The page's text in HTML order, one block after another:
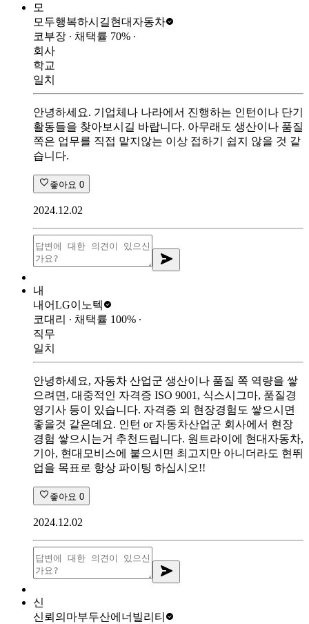
모
모두행복하시길현대자동차
코부장 ∙ 채택률 70% ∙
회사
학교
일치
안녕하세요. 기업체나 나라에서 진행하는 인턴이나 단기
활동들을 찾아보시길 바랍니다. 아무래도 생산이나 품질
쪽은 업무를 직접 맡지않는 이상 접하기 쉽지 않을 것 같
습니다.
좋아요 0
2024.12.02
내
내어LG이노텍
코대리 ∙ 채택률 100% ∙
직무
일치
안녕하세요, 자동차 산업군 생산이나 품질 쪽 역량을 쌓
으려면, 대중적인 자격증 ISO 9001, 식스시그마, 품질경
영기사 등이 있습니다. 자격증 외 현장경험도 쌓으시면
좋을것 같은데요. 인턴 or 자동차산업군 회사에서 현장
경험 쌓으시는거 추천드립니다. 원트라이에 현대자동차,
기아, 현대모비스에 붙으시면 최고지만 아니더라도 현뛰
업을 목표로 항상 파이팅 하십시오!!
좋아요 0
2024.12.02
신
신뢰의마부두산에너빌리티